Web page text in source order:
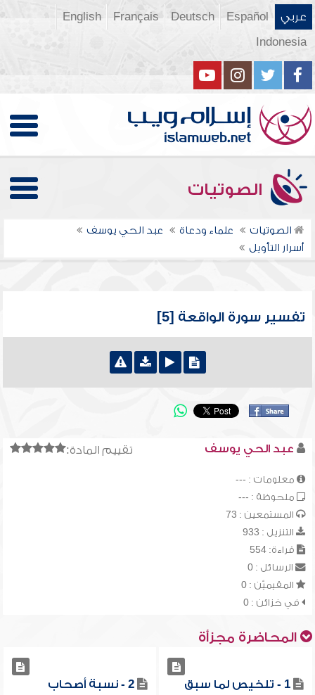
عربي Español
Deutsch
Français
English
Indonesia
الصوتيات
الصوتيات علماء ودعاة
عبد الحي يوسف
أسرار التأويل
تفسير سورة الواقعة [5]
تقييم المادة: عبد الحي يوسف
معلومات : ---
ملحوظة : ---
المستمعين : 73
التنزيل : 933
قراءة: 554
الرسائل : 0
المقيميّن : 0
في خزائن : 0
المحاضرة مجزأة
1 - تلخيص لما سبق
2 - نسبة أصحاب